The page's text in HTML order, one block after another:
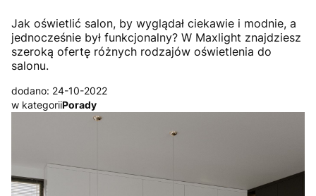
Jak oświetlić salon, by wyglądał ciekawie i modnie, a
jednocześnie był funkcjonalny? W Maxlight znajdziesz
szeroką ofertę różnych rodzajów oświetlenia do
salonu.
dodano: 24-10-2022
w kategoriiPorady